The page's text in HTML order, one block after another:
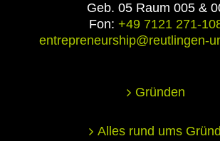
Geb. 05 Raum 005 &
Fon: +49 7121 271-
entrepreneurship@reutlingen-
Gründen
Alles rund ums